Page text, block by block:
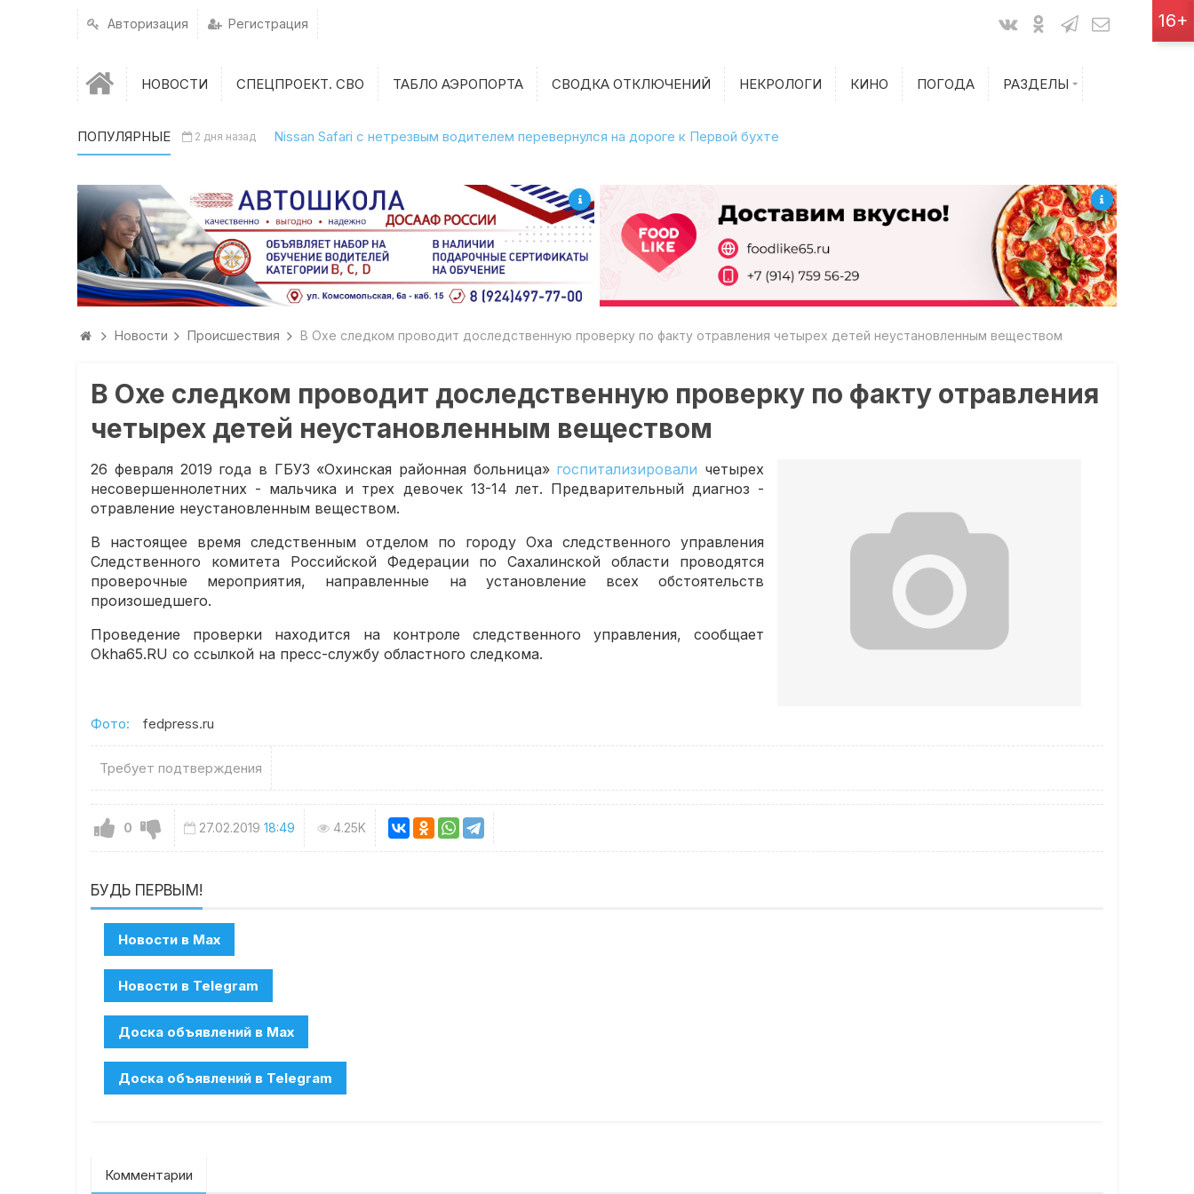
Авторизация Регистрация
НОВОСТИ СПЕЦПРОЕКТ. СВО ТАБЛО АЭРОПОРТА СВОДКА ОТКЛЮЧЕНИЙ НЕКРОЛОГИ КИНО ПОГОДА РАЗДЕЛЫ
Показания счетчиков
Билеты на поезд
ПОПУЛЯРНЫЕ 2 дня назад Nissan Safari с нетрезвым водителем перевернулся на дороге к Первой бухте
Новости Происшествия В Охе следком проводит доследственную проверку по факту отравления четырех детей неустановленным веществом
В Охе следком проводит доследственную проверку по факту отравления
четырех детей неустановленным веществом
26 февраля 2019 года в ГБУЗ «Охинская районная больница» госпитализировали четырех
несовершеннолетних - мальчика и трех девочек 13-14 лет. Предварительный диагноз -
отравление неустановленным веществом.
В настоящее время следственным отделом по городу Оха следственного управления
Следственного комитета Российской Федерации по Сахалинской области проводятся
проверочные мероприятия, направленные на установление всех обстоятельств
произошедшего.
Проведение проверки находится на контроле следственного управления, сообщает
Okha65.RU со ссылкой на пресс-службу областного следкома.
Фото: fedpress.ru
Требует подтверждения
0 27.02.2019 18:49 4.25K
БУДЬ ПЕРВЫМ!
Комментарии
16+